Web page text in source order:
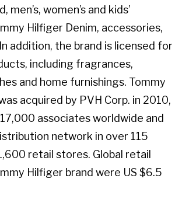
men’s, women’s and kids’
Hilfiger Denim, accessories,
addition, the brand is licensed for
including fragrances,
and home furnishings. Tommy
acquired by PVH Corp. in 2010,
associates worldwide and
network in over 115
retail stores. Global retail
Hilfiger brand were US $6.5